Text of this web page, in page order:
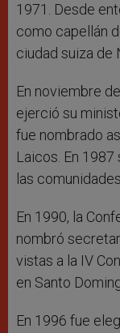
1971. Desde
como capellán
ciudad suiza de
En noviembre
ejerció su
fue nombrado
Laicos. En
las
En 1990, la
nombró
vistas a la IV
en Santo
En 1996 fue